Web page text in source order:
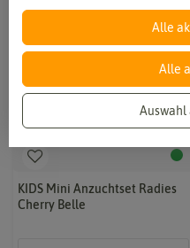
KIDS Mini Anzuchtset Radies
Cherry Belle
Alle
Alle